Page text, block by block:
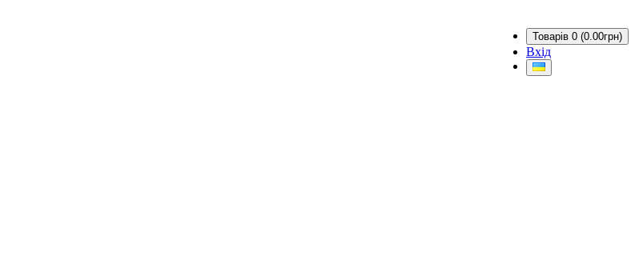
Товарів 0 (0.00грн)
Вхід